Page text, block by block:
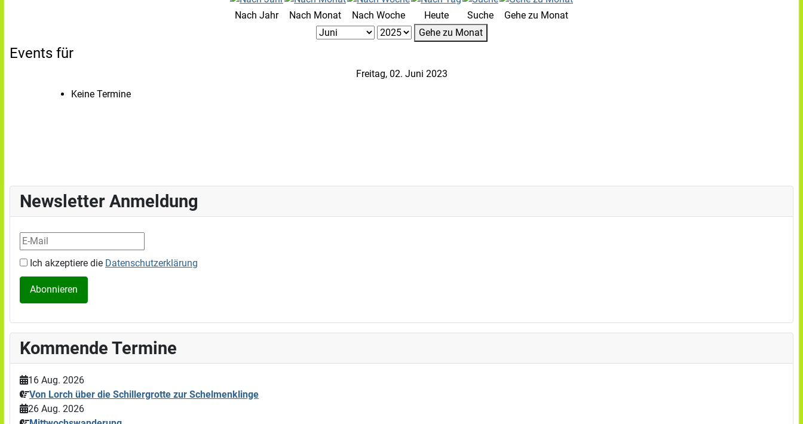
Nach Jahr Nach Monat Nach Woche Heute Suche
Gehe zu Monat
Gehe zu Monat
Events für
Freitag, 02. Juni 2023
Keine Termine
Newsletter Anmeldung
Ich akzeptiere die Datenschutzerklärung
Kommende Termine
16 Aug. 2026
Von Lorch über die Schillergrotte zur Schelmenklinge
26 Aug. 2026